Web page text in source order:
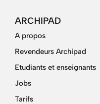
ARCHIPAD
A propos
Revendeurs Archipad
Etudiants et enseignants
Jobs
Tarifs